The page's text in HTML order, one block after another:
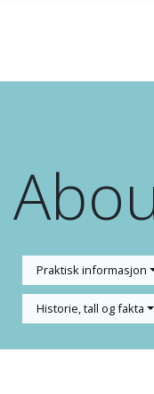
Praktisk informasjon
Historie, tall og fakta